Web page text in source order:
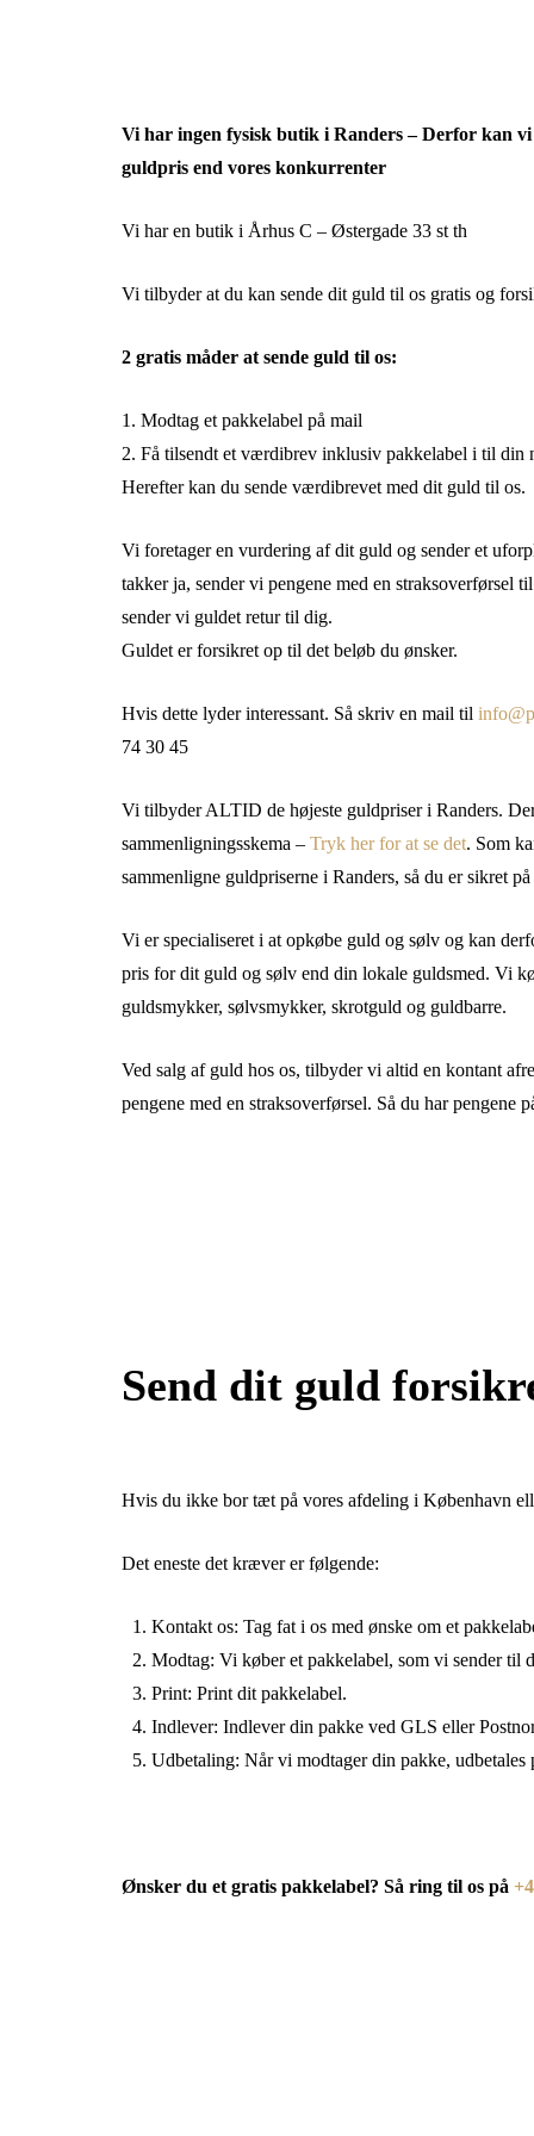
Vi har ingen fysisk butik i Randers – Derfor kan
guldpris end vores konkurrenter
Vi har en butik i Århus C – Østergade 33 st th
Vi tilbyder at du kan sende dit guld til os gratis og
2 gratis måder at sende guld til os:
1. Modtag et pakkelabel på mail
2. Få tilsendt et værdibrev inklusiv pakkelabel i til din
Herefter kan du sende værdibrevet med dit guld til os.
Vi foretager en vurdering af dit guld og sender et
takker ja, sender vi pengene med en straksoverførsel
sender vi guldet retur til dig.
Guldet er forsikret op til det beløb du ønsker.
Hvis dette lyder interessant. Så skriv en mail til
74 30 45
Vi tilbyder ALTID de højeste guldpriser i Randers.
sammenligningsskema – Tryk her for at se det. Som
sammenligne guldpriserne i Randers, så du er sikret
Vi er specialiseret i at opkøbe guld og sølv og kan
pris for dit guld og sølv end din lokale guldsmed. Vi
guldsmykker, sølvsmykker, skrotguld og guldbarre.
Ved salg af guld hos os, tilbyder vi altid en kontant
pengene med en straksoverførsel. Så du har pengene
Send dit guld
Hvis du ikke bor tæt på vores afdeling i København
Det eneste det kræver er følgende:
Kontakt os: Tag fat i os med ønske om et
Modtag: Vi køber et pakkelabel, som vi sender til
Print: Print dit pakkelabel.
Indlever: Indlever din pakke ved GLS eller
Udbetaling: Når vi modtager din pakke, udbetales
Ønsker du et gratis pakkelabel? Så ring til os på